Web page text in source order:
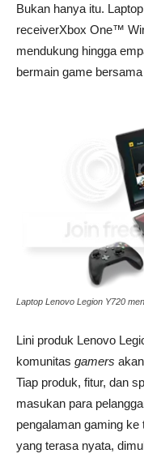
Bukan hanya itu.
receiverXbox One™
mendukung hingga
bermain game
Laptop Lenovo Legion Y720
Lini produk Lenovo
komunitas gamers
Tiap produk, fitur, dan
masukan para
pengalaman gaming ke
yang terasa nyata,